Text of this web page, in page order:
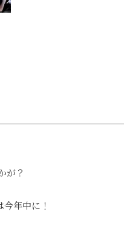
が？
年中に！